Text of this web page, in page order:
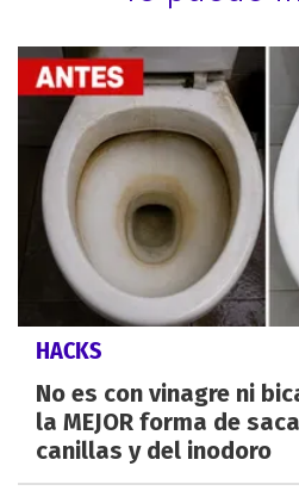
HACKS
No es con vinagre ni
la MEJOR forma de
canillas y del inodoro